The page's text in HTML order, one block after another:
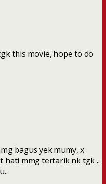
this movie, hope to do
bagus yek mumy, x
hati mmg tertarik nk tgk ..